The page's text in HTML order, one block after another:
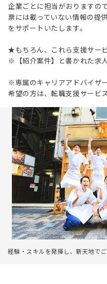
企業ごとに担当がおりますの
票には載っていない情報の提
をサポートいたします。
★もちろん、これら支援サー
※【紹介案件】と書かれた求
※専属のキャリアアドバイザ
希望の方は、転職支援サービ
経験・スキルを発揮し、新天地で